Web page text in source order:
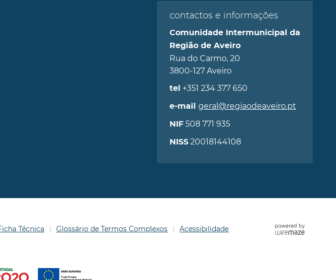
contactos e informações
Comunidade Intermunicipal da
Região de Aveiro
Rua do Carmo, 20
3800-127 Aveiro
tel +351 234 377 650
e-mail geral@regiaodeaveiro.pt
NIF508 771 935
NISS20018144108
Técnica Glossário de Termos Complexos Acessibilidade